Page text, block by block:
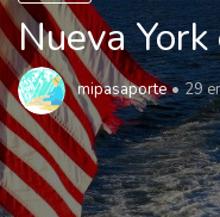
Nueva
mipasaporte 29